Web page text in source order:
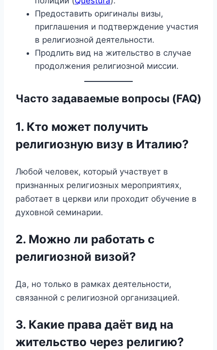
Предоставить оригиналы визы,
приглашения и подтверждение участия
в религиозной деятельности.
Продлить вид на жительство в случае
продолжения религиозной миссии.
Часто задаваемые вопросы (FAQ)
1. Кто может получить
религиозную визу в Италию?
Любой человек, который участвует в
признанных религиозных мероприятиях,
работает в церкви или проходит обучение в
духовной семинарии.
2. Можно ли работать с
религиозной визой?
Да, но только в рамках деятельности,
связанной с религиозной организацией.
3. Какие права даёт вид на
жительство через религию?